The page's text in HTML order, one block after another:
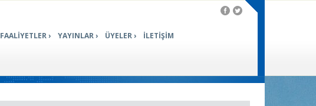
FAALİYETLER YAYINLAR ÜYELER İLETİŞİM